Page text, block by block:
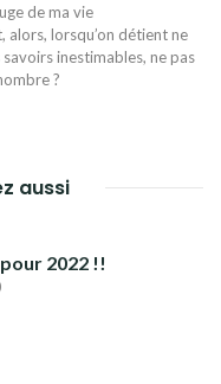
de ma vie
alors, lorsqu’on détient ne
savoirs inestimables, ne pas
?
aussi
2022 !!